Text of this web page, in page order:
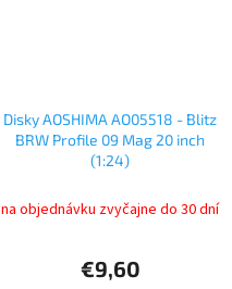
Disky AOSHIMA AO05518 - Blitz
BRW Profile 09 Mag 20 inch
(1:24)
na objednávku zvyčajne do 30 dní
€9,60